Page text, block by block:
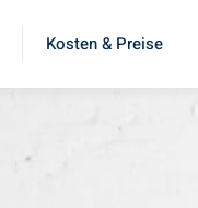
Kosten & Preise